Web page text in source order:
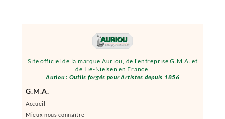
Site officiel de la marque Auriou, de l'entreprise G.M.A. et
de Lie-Nielsen en France.
Auriou : Outils forgés pour Artistes depuis 1856
G.M.A.
Accueil
Mieux nous connaître